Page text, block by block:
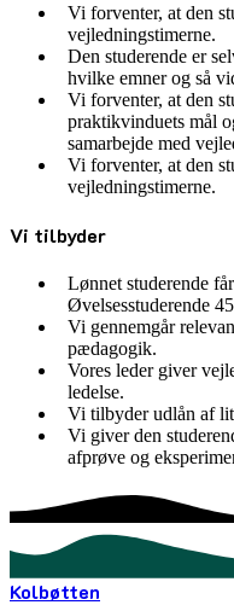
Vi forventer, at den
vejledningstimerne.
Den studerende er
hvilke emner og så
Vi forventer, at den
praktikvinduets mål
samarbejde med
Vi forventer, at den
vejledningstimerne.
Vi tilbyder
Lønnet studerende
Øvelsesstuderende
Vi gennemgår
pædagogik.
Vores leder giver
ledelse.
Vi tilbyder udlån af
Vi giver den
afprøve og
Kolbøtten